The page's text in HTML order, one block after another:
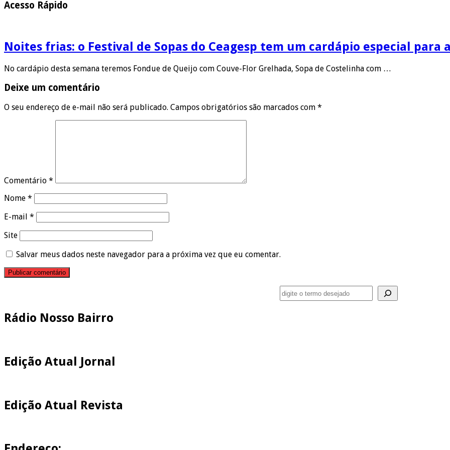
Acesso Rápido
Noites frias: o Festival de Sopas do Ceagesp tem um cardápio especial para
No cardápio desta semana teremos Fondue de Queijo com Couve-Flor Grelhada, Sopa de Costelinha com …
Deixe um comentário
O seu endereço de e-mail não será publicado. Campos obrigatórios são marcados com *
Comentário *
Nome *
E-mail *
Site
Salvar meus dados neste navegador para a próxima vez que eu comentar.
Rádio Nosso Bairro
Edição Atual Jornal
Edição Atual Revista